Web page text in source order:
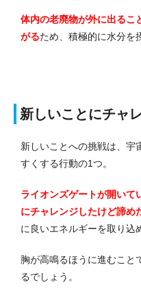
体内の老廃物が外に出るこ
がるため、積極的に水分を
新しいことにチャ
新しいことへの挑戦は、宇
すくする行動の1つ。
ライオンズゲートが開いて
にチャレンジしたけど諦め
に良いエネルギーを取り込
胸が高鳴るほうに進むこと
るでしょう。